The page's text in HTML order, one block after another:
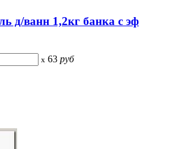
д/ванн 1,2кг банка с эф
x 63 руб